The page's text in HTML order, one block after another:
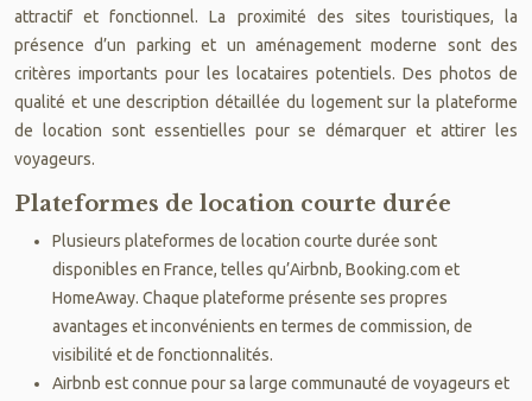
attractif et fonctionnel. La proximité des sites touristiques, la
présence d’un parking et un aménagement moderne sont des
critères importants pour les locataires potentiels. Des photos de
qualité et une description détaillée du logement sur la plateforme
de location sont essentielles pour se démarquer et attirer les
voyageurs.
Plateformes de location courte durée
Plusieurs plateformes de location courte durée sont
disponibles en France, telles qu’Airbnb, Booking.com et
HomeAway. Chaque plateforme présente ses propres
avantages et inconvénients en termes de commission, de
visibilité et de fonctionnalités.
Airbnb est connue pour sa large communauté de voyageurs et